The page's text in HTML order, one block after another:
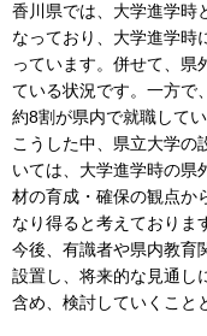
香川県では、大学進学時
なっており、大学進学時
っています。併せて、県
ている状況です。一方で
約8割が県内で就職してい
こうした中、県立大学の
いては、大学進学時の県
材の育成・確保の観点か
なり得ると考えておりま
今後、有識者や県内教育
設置し、将来的な見通し
含め、検討していくこと